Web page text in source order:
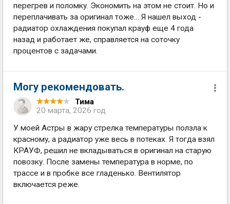
перегрев и поломку. Экономить на этом не стоит. Но и
переплачивать за оригинал тоже… Я нашел выход -
радиатор охлаждения покупал крауф еще 4 года
назад и работает же, справляется на соточку
процентов с задачами.
Могу рекомендовать.
Тима
20 марта, 2026 год
У моей Астры в жару стрелка температуры ползла к
красному, а радиатор уже весь в потеках. Я тогда взял
КРАУФ, решил не вкладываться в оригинал на старую
повозку. После замены температура в норме, по
трассе и в пробке все гладенько. Вентилятор
включается реже.